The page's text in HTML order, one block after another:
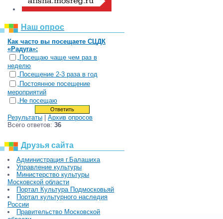
Наш опрос
Как часто вы посещаете СЦДК
«Радуга»:
Посещаю чаще чем раз в
неделю
Посещение 2-3 раза в год
Постоянное посещение
мероприятий
Не посещаю
Результаты
Архив опросов
Всего ответов: 36
Друзья сайта
Администрация г.Балашиха
Управление культуры
Министерство культуры
Московской области
Портал Культура Подмосковьяй
Портал культурного наследия
России
Правительство Московской